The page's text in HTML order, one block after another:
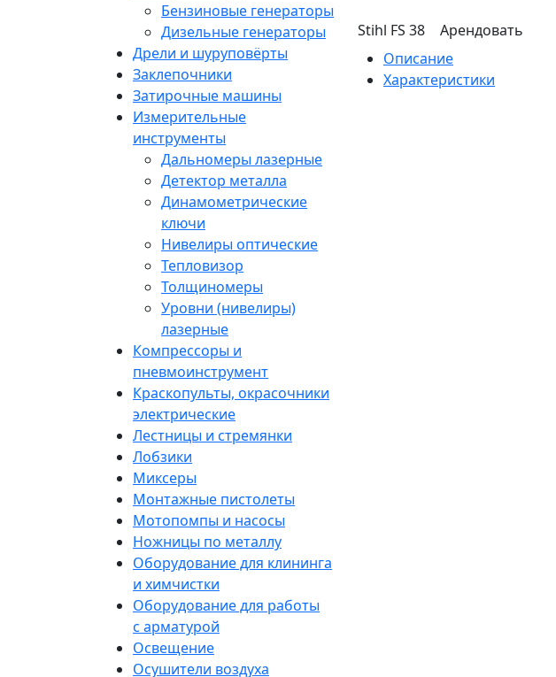
Бензиновые генераторы
Дизельные генераторы
Дрели и шуруповёрты
Заклепочники
Затирочные машины
Измерительные
инструменты
Дальномеры лазерные
Детектор металла
Динамометрические
ключи
Нивелиры оптические
Тепловизор
Толщиномеры
Уровни (нивелиры)
лазерные
Компрессоры и
пневмоинструмент
Краскопульты, окрасочники
электрические
Лестницы и стремянки
Лобзики
Миксеры
Монтажные пистолеты
Мотопомпы и насосы
Ножницы по металлу
Оборудование для клининга
и химчистки
Оборудование для работы
с арматурой
Освещение
Осушители воздуха
Stihl FS 38
Арендовать
Описание
Характеристики